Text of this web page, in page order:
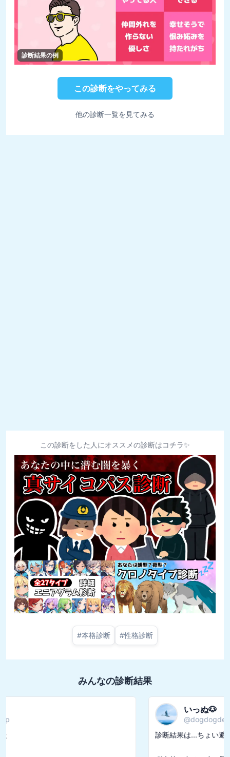
診断結果の例
この診断をやってみる
他の診断一覧を見てみる
この診断をした人にオススメの診断はコチラ✨
#本格診断 #性格診断
みんなの診断結果
診断結果は...ちょい避け気味控えめ派でした